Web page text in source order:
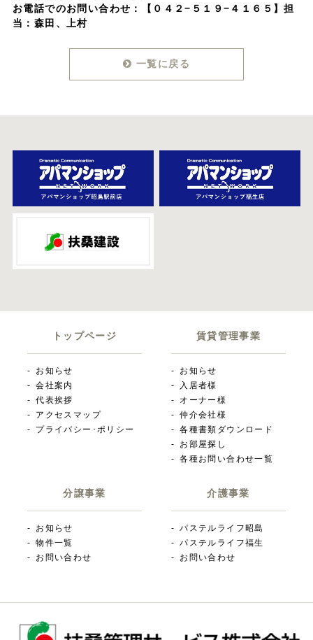
お電話でのお問い合わせ：
【０４２−５１９−４１６５】担
当：森田、上村
一覧に戻る
トップページ
お知らせ
会社案内
代表挨拶
アクセスマップ
プライバシー･ポリシー
賃貸管理事業
お知らせ
入居者様
オーナー様
仲介会社様
各種書類ダウンロード
お部屋探し
各種お問い合わせ一覧
分譲事業
お知らせ
物件一覧
お問い合わせ
介護事業
パステルライフ昭島
パステルライフ福生
お問い合わせ